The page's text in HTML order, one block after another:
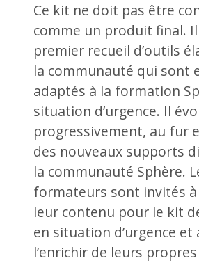
Ce kit ne doit pas être
comme un produit final. Il
premier recueil d’outils
la communauté qui sont
adaptés à la formation
situation d’urgence. Il
progressivement, au fur
des nouveaux supports
la communauté Sphère.
formateurs sont invités
leur contenu pour le kit
en situation d’urgence et
l’enrichir de leurs